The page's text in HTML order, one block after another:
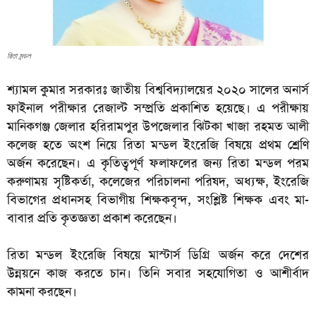
রিতা মন্ডল
শ্যামল কুমার সরকারঃজাতীয় বিশ্ববিদ্যালয়ের ২০২০ সালের অনার্স
ফাইনাল পরীক্ষার রেজাল্ট সম্প্রতি প্রকাশিত হয়েছে। এ পরীক্ষায়
মানিকগঞ্জ জেলার হরিরামপুর উপজেলার ঝিটকা খাজা রহমত আলী
কলেজ হতে অংশ নিয়ে রিতা মন্ডল ইংরেজি বিষয়ে প্রথম শ্রেণি
অর্জন করেছেন। এ কৃতিত্বপূর্ণ ফলাফলের জন্য রিতা মন্ডল পরম
করুণাময় সৃষ্টিকর্তা, কলেজের পরিচালনা পরিষদ, অধ্যক্ষ, ইংরেজি
বিভাগের প্রধানসহ বিভাগীয় শিক্ষকবৃন্দ, সংশ্লিষ্ট শিক্ষক এবং মা-
বাবার প্রতি কৃতজ্ঞতা প্রকাশ করেছেন।
রিতা মন্ডল ইংরেজি বিষয়ে মাস্টার্স ডিগ্রি অর্জন করে দেশের
উন্নয়নে কাজ করতে চান। তিনি সবার সহযোগিতা ও আশীর্বাদ
কামনা করছেন।